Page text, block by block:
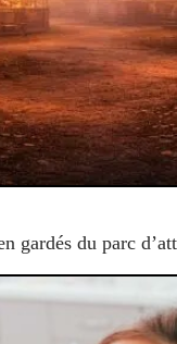
gardés du parc